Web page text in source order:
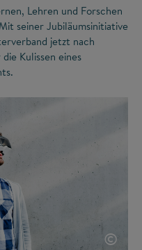
Lehren und Forschen
seiner Jubiläumsinitiative
jetzt nach
Kulissen eines
©